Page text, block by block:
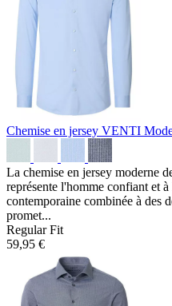
Chemise en jersey VENTI
La chemise en jersey moderne
représente l'homme confiant et
contemporaine combinée à des
promet...
Regular Fit
59,95 €